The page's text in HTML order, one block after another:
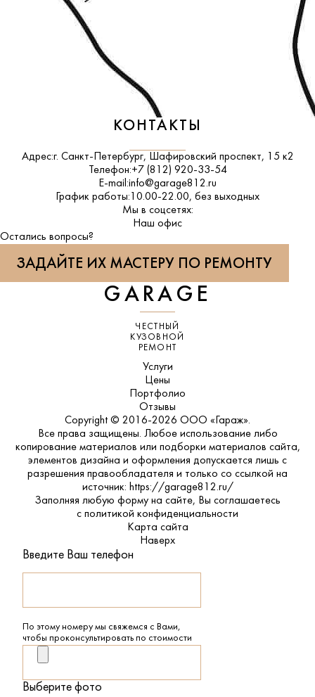
КОНТАКТЫ
Адрес:г. Санкт-Петербург, Шафировский проспект, 15 к2
Телефон:+7 (812) 920-33-54
E-mail:info@garage812.ru
График работы: 10.00-22.00, без выходных
Мы в соцсетях:
ВКонтакте
Наш офис
Остались вопросы?
ЗАДАЙТЕ ИХ МАСТЕРУ ПО РЕМОНТУ
GARAGE
ЧЕСТНЫЙ
КУЗОВНОЙ
РЕМОНТ
Услуги
Цены
Портфолио
Отзывы
Copyright © 2016-2026 ООО «Гараж».
Все права защищены. Любое использование либо
копирование материалов или подборки материалов сайта,
элементов дизайна и оформления допускается лишь с
разрешения правообладателя и только со ссылкой на
источник: https://garage812.ru/
Заполняя любую форму на сайте, Вы соглашаетесь
с политикой конфиденциальности
Карта сайта
Наверх
Введите Ваш телефон
По этому номеру мы свяжемся с Вами,
чтобы проконсультировать по стоимости
Выберите фото